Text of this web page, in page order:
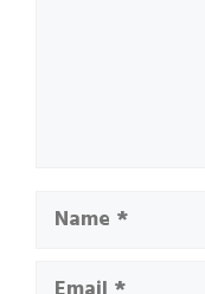
Name
Email